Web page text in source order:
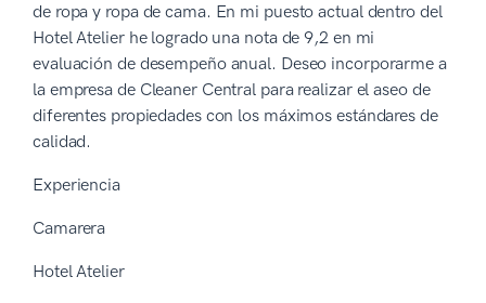
de ropa y ropa de cama. En mi puesto actual dentro del
Hotel Atelier he logrado una nota de 9,2 en mi
evaluación de desempeño anual. Deseo incorporarme a
la empresa de Cleaner Central para realizar el aseo de
diferentes propiedades con los máximos estándares de
calidad.
Experiencia
Camarera
Hotel Atelier